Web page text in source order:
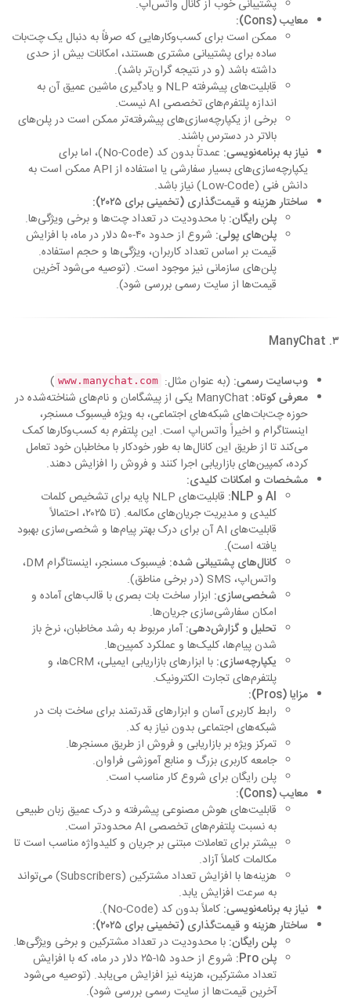
پشتیبانی خوب از کانال واتس‌اپ.
معایب (Cons):
ممکن است برای کسب‌وکارهایی که صرفاً به دنبال یک چت‌بات
ساده برای پشتیبانی مشتری هستند، امکانات بیش از حدی
داشته باشد (و در نتیجه گران‌تر باشد).
قابلیت‌های پیشرفته NLP و یادگیری ماشین عمیق آن به
اندازه پلتفرم‌های تخصصی AI نیست.
برخی از یکپارچه‌سازی‌های پیشرفته‌تر ممکن است در پلن‌های
بالاتر در دسترس باشند.
نیاز به برنامه‌نویسی:
عمدتاً بدون کد (No-Code)، اما برای
یکپارچه‌سازی‌های بسیار سفارشی یا استفاده از API ممکن است به
دانش فنی (Low-Code) نیاز باشد.
ساختار هزینه و قیمت‌گذاری (تخمینی برای ۲۰۲۵):
پلن رایگان: با محدودیت در تعداد چت‌ها و برخی ویژگی‌ها.
پلن‌های پولی:
شروع از حدود ۴۰-۵۰ دلار در ماه، با افزایش
قیمت بر اساس تعداد کاربران، ویژگی‌ها و حجم استفاده.
پلن‌های سازمانی نیز موجود است. (توصیه می‌شود آخرین
قیمت‌ها از سایت رسمی بررسی شود).
۳. ManyChat
وب‌سایت رسمی: (به عنوان مثال: www.manychat.com
)
معرفی کوتاه:
ManyChat یکی از پیشگامان و نام‌های شناخته‌شده در
حوزه چت‌بات‌های شبکه‌های اجتماعی، به ویژه فیسبوک مسنجر،
اینستاگرام و اخیراً واتس‌اپ است. این پلتفرم به کسب‌وکارها کمک
می‌کند تا از طریق این کانال‌ها به طور خودکار با مخاطبان خود تعامل
کرده، کمپین‌های بازاریابی اجرا کنند و فروش را افزایش دهند.
مشخصات و امکانات کلیدی:
AI و NLP:
قابلیت‌های NLP پایه برای تشخیص کلمات
کلیدی و مدیریت جریان‌های مکالمه. (تا ۲۰۲۵، احتمالاً
قابلیت‌های AI آن برای درک بهتر پیام‌ها و شخصی‌سازی بهبود
یافته است).
کانال‌های پشتیبانی شده:
فیسبوک مسنجر، اینستاگرام DM،
واتس‌اپ، SMS (در برخی مناطق).
شخصی‌سازی: ابزار ساخت بات بصری با قالب‌های آماده و
امکان سفارشی‌سازی جریان‌ها.
تحلیل و گزارش‌دهی: آمار مربوط به رشد مخاطبان، نرخ باز
شدن پیام‌ها، کلیک‌ها و عملکرد کمپین‌ها.
یکپارچه‌سازی:
با ابزارهای بازاریابی ایمیلی، CRMها، و
پلتفرم‌های تجارت الکترونیک.
مزایا (Pros):
رابط کاربری آسان و ابزارهای قدرتمند برای ساخت بات در
شبکه‌های اجتماعی بدون نیاز به کد.
تمرکز ویژه بر بازاریابی و فروش از طریق مسنجرها.
جامعه کاربری بزرگ و منابع آموزشی فراوان.
پلن رایگان برای شروع کار مناسب است.
معایب (Cons):
قابلیت‌های هوش مصنوعی پیشرفته و درک عمیق زبان طبیعی
به نسبت پلتفرم‌های تخصصی AI محدودتر است.
بیشتر برای تعاملات مبتنی بر جریان و کلیدواژه مناسب است تا
مکالمات کاملاً آزاد.
هزینه‌ها با افزایش تعداد مشترکین (Subscribers) می‌تواند
به سرعت افزایش یابد.
نیاز به برنامه‌نویسی: کاملاً بدون کد (No-Code).
ساختار هزینه و قیمت‌گذاری (تخمینی برای ۲۰۲۵):
پلن رایگان: با محدودیت در تعداد مشترکین و برخی ویژگی‌ها.
پلن Pro:
شروع از حدود ۱۵-۲۵ دلار در ماه، که با افزایش
تعداد مشترکین، هزینه نیز افزایش می‌یابد. (توصیه می‌شود
آخرین قیمت‌ها از سایت رسمی بررسی شود).